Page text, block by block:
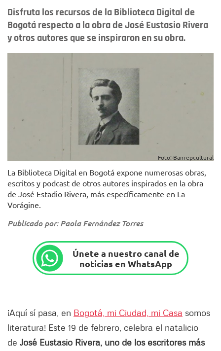
Disfruta los recursos de la Biblioteca Digital de
Bogotá respecto a la obra de José Eustasio Rivera
y otros autores que se inspiraron en su obra.
Foto: Banrepcultural
La Biblioteca Digital en Bogotá expone numerosas obras,
escritos y podcast de otros autores inspirados en la obra
de José Estadio Rivera, más específicamente en La
Vorágine.
Publicado por: Paola Fernández Torres
Únete a nuestro canal de
noticias en WhatsApp
¡Aquí sí pasa, en Bogotá, mi Ciudad, mi Casa somos
literatura! Este 19 de febrero, celebra el natalicio
de José Eustasio Rivera, uno de los escritores más